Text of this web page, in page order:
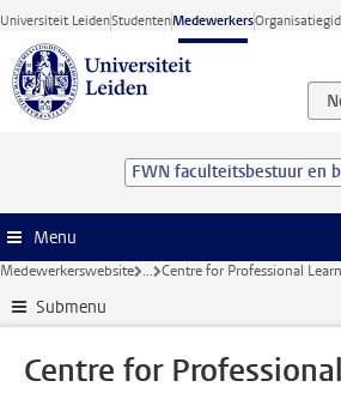
Ga direct naar de inhoud
Universiteit LeidenStudentenMedewerkers
Menu
Medewerkerswebsite ... Centre for Professional
Submenu
Centre for